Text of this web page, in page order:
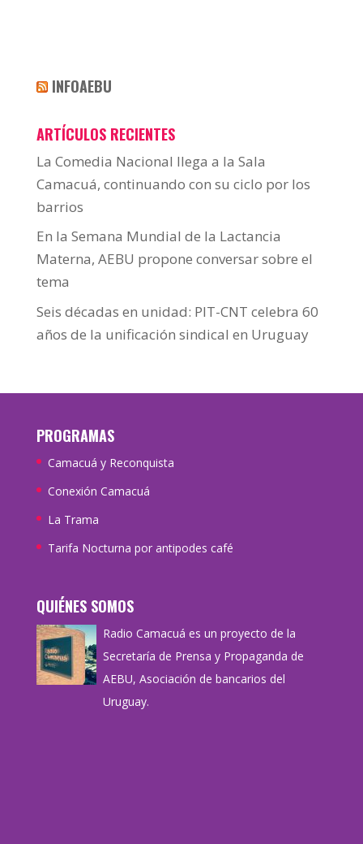
INFOAEBU
ARTÍCULOS RECIENTES
La Comedia Nacional llega a la Sala
Camacuá, continuando con su ciclo por los
barrios
En la Semana Mundial de la Lactancia
Materna, AEBU propone conversar sobre el
tema
Seis décadas en unidad: PIT-CNT celebra 60
años de la unificación sindical en Uruguay
PROGRAMAS
Camacuá y Reconquista
Conexión Camacuá
La Trama
Tarifa Nocturna por antipodes café
QUIÉNES SOMOS
Radio Camacuá es un proyecto de la
Secretaría de Prensa y Propaganda de
AEBU, Asociación de bancarios del
Uruguay.